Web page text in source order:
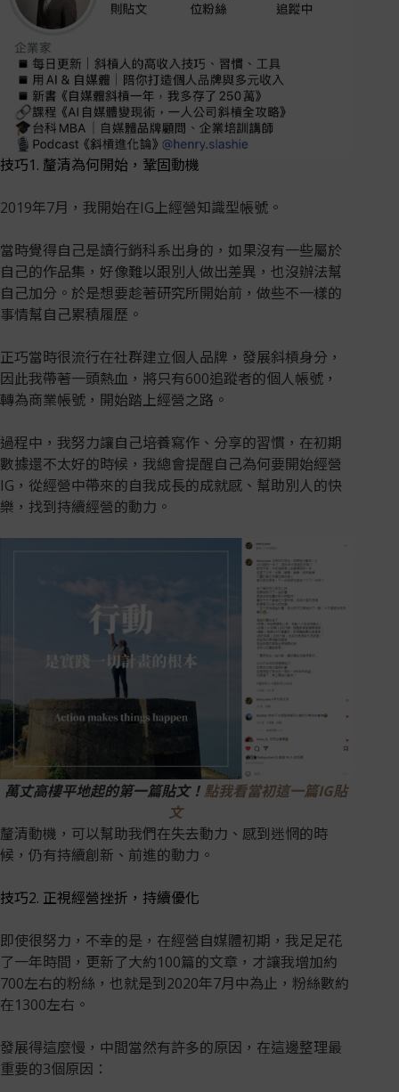
技巧1. 釐清為何開始，鞏固動機
2019年7月，我開始在IG上經營知識型帳號。
當時覺得自己是讀行銷科系出身的，如果沒有一些屬於
自己的作品集，好像難以跟別人做出差異，也沒辦法幫
自己加分。於是想要趁著研究所開始前，做些不一樣的
事情幫自己累積履歷。
正巧當時很流行在社群建立個人品牌，發展斜槓身分，
因此我帶著一頭熱血，將只有600追蹤者的個人帳號，
轉為商業帳號，開始踏上經營之路。
過程中，我努力讓自己培養寫作、分享的習慣，在初期
數據還不太好的時候，我總會提醒自己為何要開始經營
IG，從經營中帶來的自我成長的成就感、幫助別人的快
樂，找到持續經營的動力。
萬丈高樓平地起的第一篇貼文！ 點我看當初這一篇IG貼
文
釐清動機，可以幫助我們在失去動力、感到迷惘的時
候，仍有持續創新、前進的動力。
技巧2. 正視經營挫折，持續優化
即使很努力，不幸的是，在經營自媒體初期，我足足花
了一年時間，更新了大約100篇的文章，才讓我增加約
700左右的粉絲，也就是到2020年7月中為止，粉絲數約
在1300左右。
發展得這麼慢，中間當然有許多的原因，在這邊整理最
重要的3個原因：